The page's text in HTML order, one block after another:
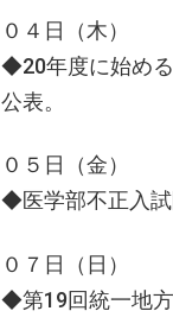
０４日（木）
◆20年度に始め
公表。
０５日（金）
◆医学部不正入試
０７日（日）
◆第19回統一地方